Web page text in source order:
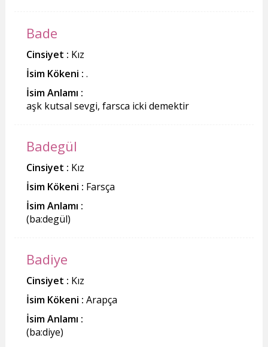
Bade
Cinsiyet : Kız
İsim Kökeni : .
İsim Anlamı :
aşk kutsal sevgi, farsca icki demektir
Badegül
Cinsiyet : Kız
İsim Kökeni : Farsça
İsim Anlamı :
(ba:degül)
Badiye
Cinsiyet : Kız
İsim Kökeni : Arapça
İsim Anlamı :
(ba:diye)